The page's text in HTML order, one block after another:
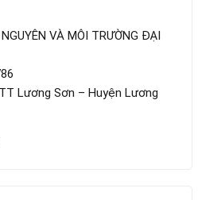
VÀ MÔI TRƯỜNG ĐẠI
Lương Sơn – Huyện Lương